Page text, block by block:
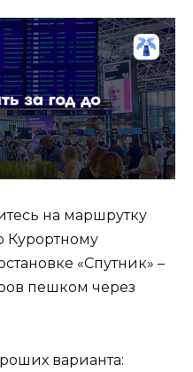
на маршрутку
Курортному
«Спутник» –
пешком через
варианта: